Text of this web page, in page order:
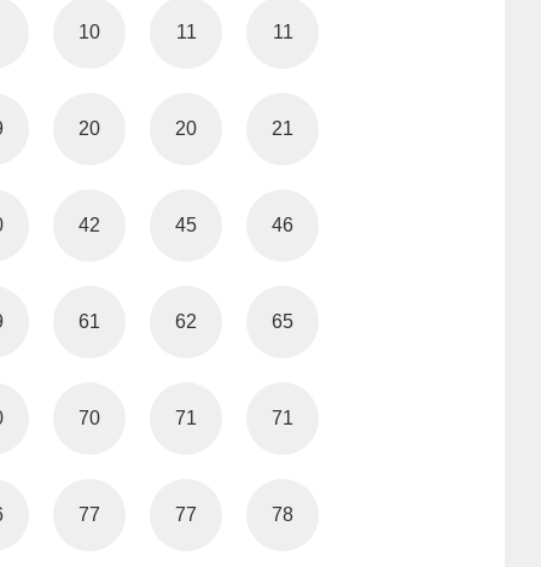
10 11 11
20 20 21
42 45 46
61 62 65
70 71 71
77 77 78